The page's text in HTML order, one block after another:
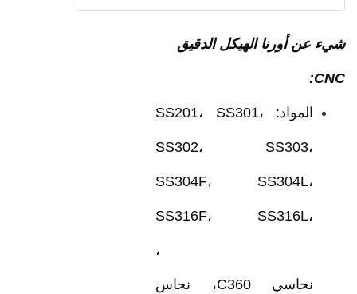
أورنا الهيكل الدقيق
المواد: SS201، SS301،
SS302، SS303،
SS304F، SS304L،
SS316F، SS316L،
نحاسي C360، نحاس